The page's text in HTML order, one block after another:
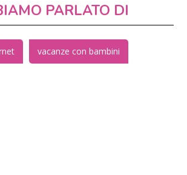
PARLATO DI
vacanze con bambini